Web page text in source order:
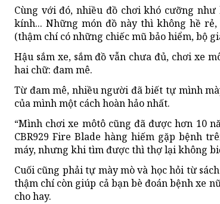
Cùng với đó, nhiều đồ chơi khó cưỡng
kính... Những món đồ này thì không hề
(thậm chí có những chiếc mũ bảo hiểm, bộ
Hậu sắm xe, sắm đồ vẫn chưa đủ, chơi xe
hai chữ: đam mê.
Từ đam mê, nhiều người đã biết tự mình
của mình một cách hoàn hảo nhất.
“Mình chơi xe môtô cũng đã được hơn 10
CBR929 Fire Blade hàng hiếm gặp bệnh
máy, nhưng khi tìm được thì thợ lại không
Cuối cũng phải tự mày mò và học hỏi từ
thậm chí còn giúp cả bạn bè đoán bệnh xe
cho hay.